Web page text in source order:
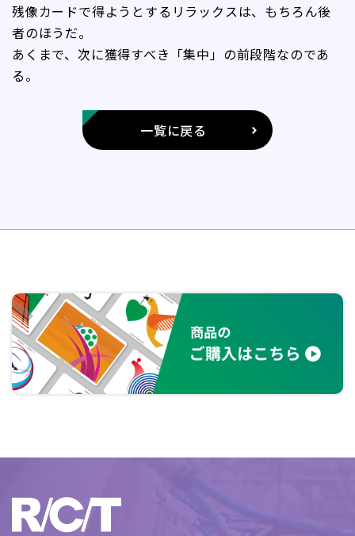
残像カードで得ようとするリラックスは、もちろん後
者のほうだ。
あくまで、次に獲得すべき「集中」の前段階なのであ
る。
一覧に戻る